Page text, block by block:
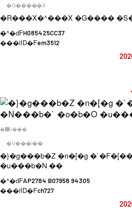
�G�����X
�R���X�^���X �G����
�^�ԁFH085425CC37
���iID�Fem3512
�݌ɂ���
�V���l��
�}�g���b�Z �n�[�g
�u���b�N ��
�^�ԁFAP2784 B07958 94305
���iID�Fch727